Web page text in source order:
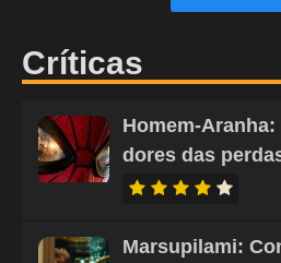
Críticas
Homem-
dores das
Marsupilami: